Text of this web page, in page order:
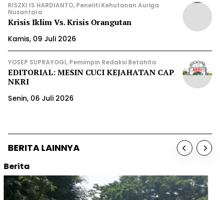
RISZKI IS HARDIANTO, Peneliti Kehutanan Auriga
Nusantara
Krisis Iklim Vs. Krisis Orangutan
Kamis, 09 Juli 2026
YOSEP SUPRAYOGI, Pemimpin Redaksi Betahita
EDITORIAL: MESIN CUCI KEJAHATAN CAP
NKRI
Senin, 06 Juli 2026
BERITA LAINNYA
Sorot